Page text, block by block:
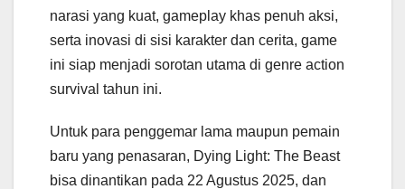
narasi yang kuat, gameplay khas penuh aksi,
serta inovasi di sisi karakter dan cerita, game
ini siap menjadi sorotan utama di genre action
survival tahun ini.
Untuk para penggemar lama maupun pemain
baru yang penasaran, Dying Light: The Beast
bisa dinantikan pada 22 Agustus 2025, dan